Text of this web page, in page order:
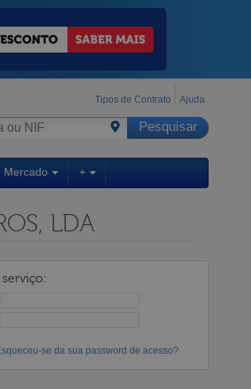
Tipos de Contrato Ajuda
Mercado +
LDA
se da sua password de acesso?